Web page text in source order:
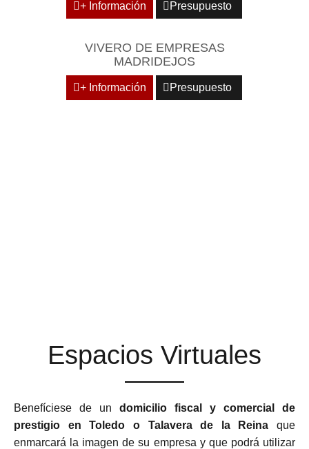
+ Información Presupuesto
VIVERO DE EMPRESAS
MADRIDEJOS
+ Información Presupuesto
Espacios Virtuales
Benefíciese de un domicilio fiscal y comercial de
prestigio en Toledo o Talavera de la Reina que
enmarcará la imagen de su empresa y que podrá utilizar